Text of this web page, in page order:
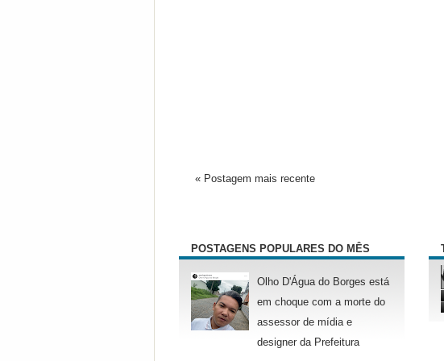
« Postagem mais recente
POSTAGENS POPULARES DO MÊS
Olho D'Água do Borges está
em choque com a morte do
assessor de mídia e
designer da Prefeitura